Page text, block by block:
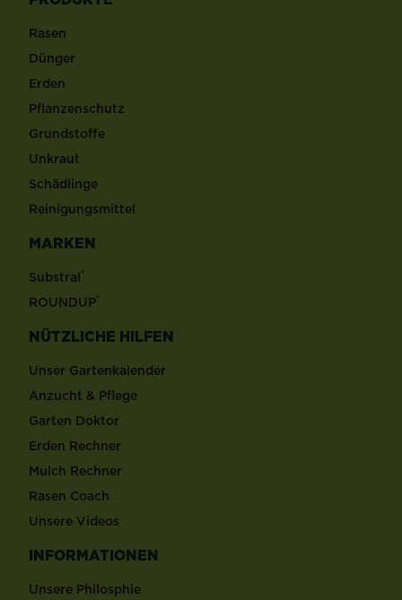
Rasen
Dünger
Erden
Pflanzenschutz
Grundstoffe
Unkraut
Schädlinge
Reinigungsmittel
MARKEN
Substral®
ROUNDUP®
NÜTZLICHE HILFEN
Unser Gartenkalender
Anzucht & Pflege
Garten Doktor
Erden Rechner
Mulch Rechner
Rasen Coach
Unsere Videos
INFORMATIONEN
Unsere Philosphie